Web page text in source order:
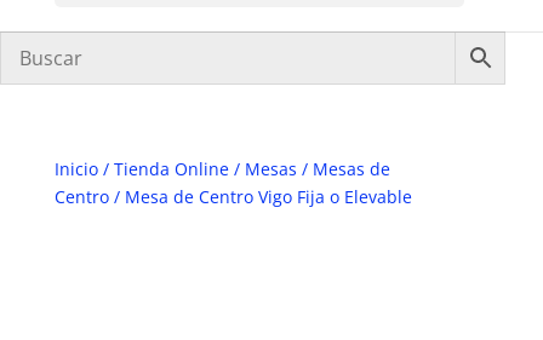
Inicio/ Tienda Online/ Mesas / Mesas de
Centro/ Mesa de Centro Vigo Fija o Elevable